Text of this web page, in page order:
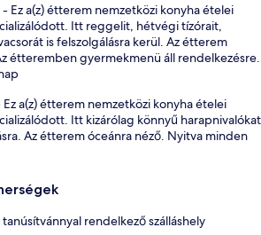
- Ez a(z) étterem nemzetközi konyha ételei
Itt reggelit, hétvégi tízórait,
is felszolgálásra kerül. Az étterem
étteremben gyermekmenü áll rendelkezésre.
a(z) étterem nemzetközi konyha ételei
Itt kizárólag könnyű harapnivalókat
Az étterem óceánra néző. Nyitva minden
rendelkező szálláshely